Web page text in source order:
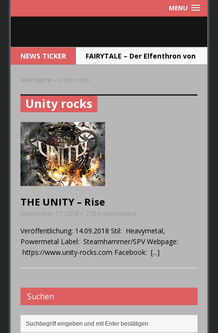
MENU
NEWS TICKER
FAIRYTALE – Der Elfenthron von
NEW MODEL ARMY – From Here
RUNRIG – The Last Dance –
Farewell Concert
CRYSTAL BALL – Das Album soll
die Band im Jahr 2019
Startseite » Unity rocks
Unity rocks
THE UNITY – Rise
September 17, 2018 // 276 Kommentare
Veröffentlichung: 14.09.2018 Stil: Heavymetal,
Powermetal Label: Steamhammer/SPV Webpage:
https://www.unity-rocks.com Facebook:[...]
Suchen